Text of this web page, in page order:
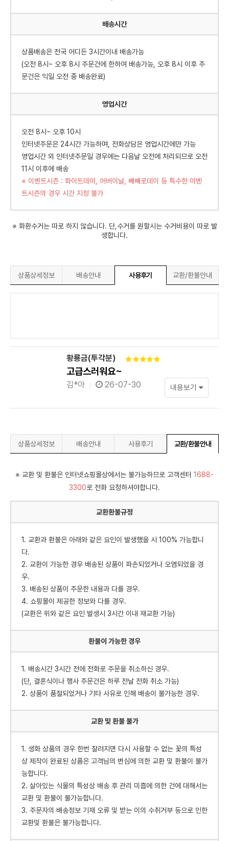
배송시간
상품배송은 전국 어디든 3시간이내 배송가능
(오전 8시~ 오후 8시 주문건에 한하여 배송가능, 오후 8시 이후 주
문건은 익일 오전 중 배송완료)
영업시간
오전 8시~ 오후 10시
인터넷주문은 24시간 가능하며, 전화상담은 영업시간에만 가능
영업시간 외 인터넷주문일 경우에는 다음날 오전에 처리되므로 오전
11시 이후에 배송
※ 이벤트시즌 : 화이트데이, 어버이날, 빼빼로데이 등 특수한 이벤
트시즌의 경우 시간 지정 불가
※ 화환수거는 따로 하지 않습니다. 단,수거를 원할시는 수거비용이 따로 발
생합니다.
상품상세정보 배송안내 사용후기 교환/환불안내
황룡금(투각분)
고급스러워요~
김*아 26-07-30 내용보기
상품상세정보 배송안내 사용후기 교환/환불안내
※ 교환 및 환불은 인터넷쇼핑몰상에서는 불가능하므로 고객센터 1688-
3300로 전화 요청하셔야합니다.
교환환불규정
1. 교환과 환불은 아래와 같은 요인이 발생했을 시 100% 가능합니
다.
2. 교환이 가능한 경우 배송된 상품이 파손되었거나 오염되었을 경
우.
3. 배송된 상품이 주문한 내용과 다를 경우.
4. 쇼핑몰이 제공한 정보와 다를 경우.
(교환은 위와 같은 요인 발생시 3시간 이내 재교환 가능)
환불이 가능한 경우
1. 배송시간 3시간 전에 전화로 주문을 취소하신 경우.
(단, 결혼식이나 행사 주문건은 하루 전날 전화 취소 가능)
2. 상품이 품절되었거나 기타 사유로 인해 배송이 불가능한 경우.
교환 및 환불 불가
1. 생화 상품의 경우 한번 잘려지면 다시 사용할 수 없는 꽃의 특성
상 제작이 완료된 상품은 고객님의 변심에 의한 교환 및 환불이 불가
능합니다.
2. 살아있는 식물의 특성상 배송 후 관리 미흡에 의한 건에 대해서는
교환 및 환불이 불가능합니다.
3. 주문자의 배송정보 기재 오류 및 받는 이의 수취거부 등으로 인한
교환및 환불은 불가능합니다.